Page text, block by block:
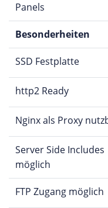
Panels
Besonderheiten
SSD Festplatte
http2 Ready
Nginx als Proxy
Server Side Includes
möglich
FTP Zugang möglich